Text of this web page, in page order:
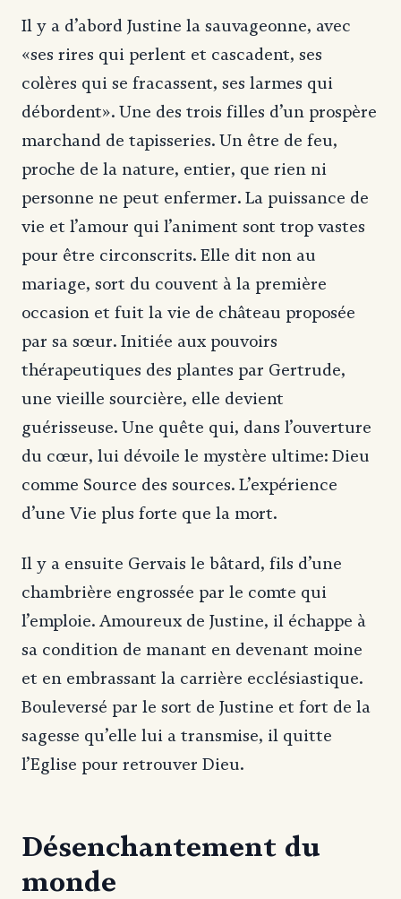
Il y a d’abord Justine la sauvageonne, avec
«ses rires qui perlent et cascadent, ses
colères qui se fracassent, ses larmes qui
débordent». Une des trois filles d’un prospère
marchand de tapisseries. Un être de feu,
proche de la nature, entier, que rien ni
personne ne peut enfermer. La puissance de
vie et l’amour qui l’animent sont trop vastes
pour être circonscrits. Elle dit non au
mariage, sort du couvent à la première
occasion et fuit la vie de château proposée
par sa sœur. Initiée aux pouvoirs
thérapeutiques des plantes par Gertrude,
une vieille sourcière, elle devient
guérisseuse. Une quête qui, dans l’ouverture
du cœur, lui dévoile le mystère ultime: Dieu
comme Source des sources. L’expérience
d’une Vie plus forte que la mort.
Il y a ensuite Gervais le bâtard, fils d’une
chambrière engrossée par le comte qui
l’emploie. Amoureux de Justine, il échappe à
sa condition de manant en devenant moine
et en embrassant la carrière ecclésiastique.
Bouleversé par le sort de Justine et fort de la
sagesse qu’elle lui a transmise, il quitte
l’Eglise pour retrouver Dieu.
Désenchantement du
monde